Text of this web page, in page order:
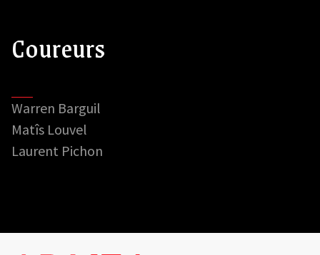
Coureurs
Warren Barguil
Matîs Louvel
Laurent Pichon